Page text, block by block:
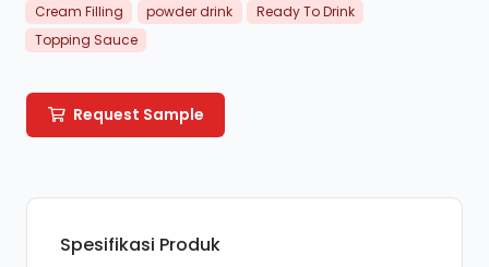
Cream Filling powder drink
Ready To Drink
Topping Sauce
Request Sample
Spesifikasi Produk